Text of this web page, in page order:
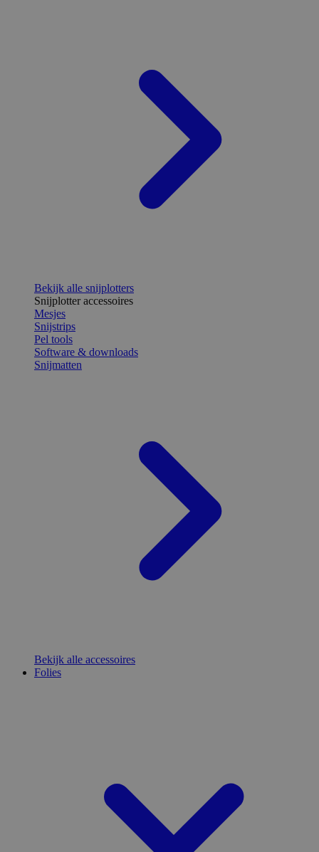
Bekijk alle snijplotters
Snijplotter accessoires
Mesjes
Snijstrips
Pel tools
Software & downloads
Snijmatten
Bekijk alle accessoires
Folies